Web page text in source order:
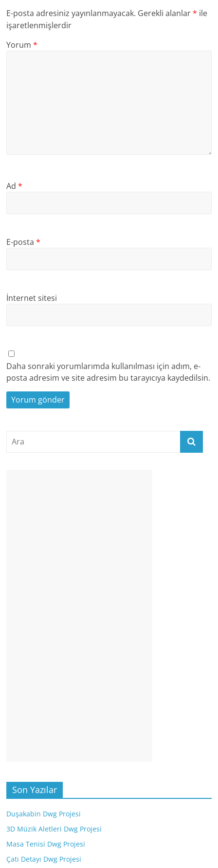
E-posta adresiniz yayınlanmayacak. Gerekli alanlar* ile
işaretlenmişlerdir
Yorum*
Ad*
E-posta*
İnternet sitesi
Daha sonraki yorumlarımda kullanılması için adım, e-
posta adresim ve site adresim bu tarayıcıya kaydedilsin.
Son Yazılar
Duşakabin Dwg Projesi
3D Müzik Aletleri Dwg Projesi
Masa Tenisi Dwg Projesi
Çatı Detayı Dwg Projesi